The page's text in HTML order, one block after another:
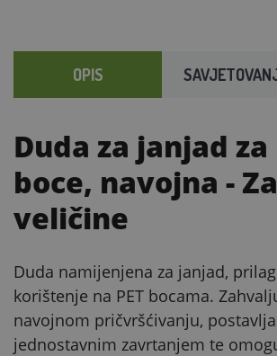
OPIS
Duda za janjad za
boce, navojna -
veličine
Duda namijenjena za janjad,
korištenje na PET bocama.
navojnom pričvršćivanju,
jednostavnim zavrtanjem te